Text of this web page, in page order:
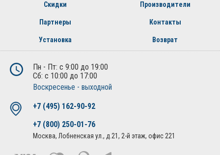
Скидки Производители
Партнеры Контакты
Установка Возврат
Пн - Пт: с 9:00 до 19:00
Сб: с 10:00 до 17:00
Воскресенье - выходной
+7 (495) 162-90-92
+7 (800) 250-01-76
Москва, Лобненская ул., д.21, 2-й этаж, офис 221